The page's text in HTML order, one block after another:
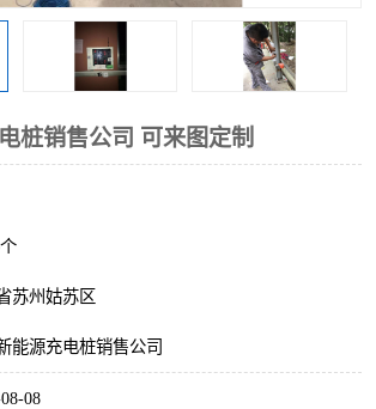
桩销售公司 可来图定制
苏州姑苏区
能源充电桩销售公司
08